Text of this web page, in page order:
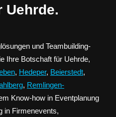
Uehrde.
und Teambuilding-
Ihre Botschaft für Uehrde,
, Hedeper, Beierstedt,
, Remlingen-
Know-how in Eventplanung
in Firmenevents,